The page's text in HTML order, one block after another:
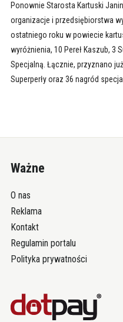
Ponownie Starosta Kartuski
organizacje i przedsiębiorstwa
ostatniego roku w powiecie
wyróżnienia, 10 Pereł Kaszub, 3
Specjalną. Łącznie, przyznano
Superperły oraz 36 nagród
Ważne
O nas
Reklama
Kontakt
Regulamin portalu
Polityka prywatności